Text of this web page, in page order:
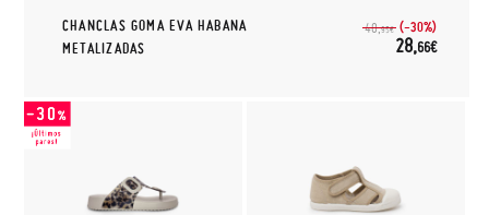
CHANCLAS GOMA EVA HABANA
METALIZADAS
40,95€ (-30%)
28,66€